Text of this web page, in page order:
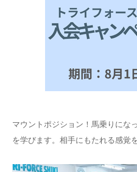
マウントポジション！馬乗りにな
を学びます。相手にもたれる感覚
English